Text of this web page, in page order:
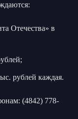
Отечества» в
рублей каждая.
(4842) 778-